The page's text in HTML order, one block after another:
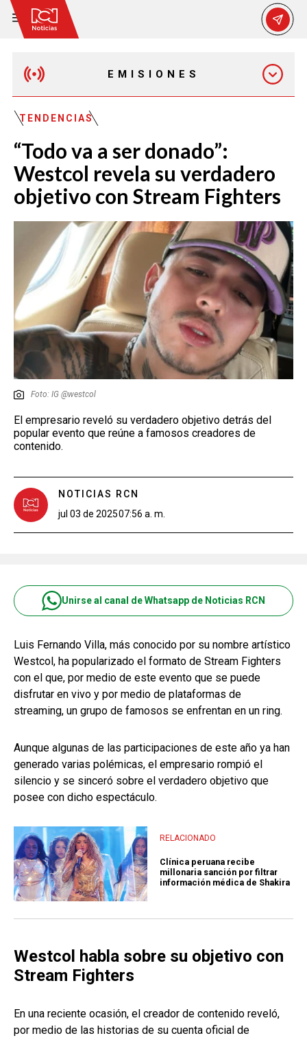
EMISIONES
MAÑANA EXPRESS
EMISIÓN 12:30 PM
EMISIÓN 7:00 PM
EMISIÓN 11:30 PM
TENDENCIAS
“Todo va a ser donado”:
Westcol revela su verdadero
objetivo con Stream Fighters
Foto: IG @westcol
El empresario reveló su verdadero objetivo detrás del
popular evento que reúne a famosos creadores de
contenido.
NOTICIAS RCN
jul 03 de 202507:56 a. m.
Unirse al canal de Whatsapp de Noticias RCN
Luis Fernando Villa, más conocido por su nombre artístico
Westcol, ha popularizado el formato de Stream Fighters
con el que, por medio de este evento que se puede
disfrutar en vivo y por medio de plataformas de
streaming, un grupo de famosos se enfrentan en un ring.
Aunque algunas de las participaciones de este año ya han
generado varias polémicas, el empresario rompió el
silencio y se sinceró sobre el verdadero objetivo que
posee con dicho espectáculo.
RELACIONADO
Clínica peruana recibe
millonaria sanción por filtrar
información médica de Shakira
Westcol habla sobre su objetivo con
Stream Fighters
En una reciente ocasión, el creador de contenido reveló,
por medio de las historias de su cuenta oficial de